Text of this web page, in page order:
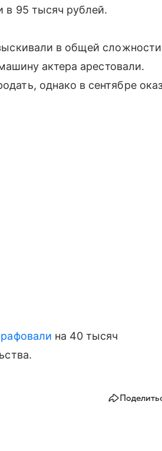
в 95 тысяч рублей.
в общей
актера арестовали.
однако в сентябре
на 40 тысяч